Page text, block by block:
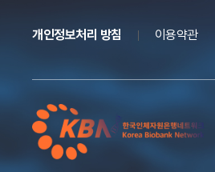
개인정보처리 방침 이용약관